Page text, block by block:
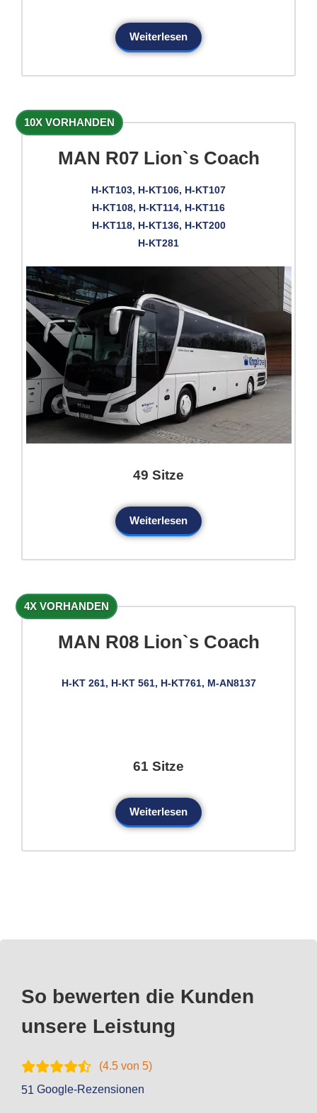
Weiterlesen
10X VORHANDEN
MAN R07 Lion`s Coach
H-KT103, H-KT106, H-KT107
H-KT108, H-KT114, H-KT116
H-KT118, H-KT136, H-KT200
H-KT281
49 Sitze
Weiterlesen
4X VORHANDEN
MAN R08 Lion`s Coach
H-KT 261, H-KT 561, H-KT761, M-AN8137
61 Sitze
Weiterlesen
So bewerten die Kunden
unsere Leistung
(4.5 von 5)
51 Google-Rezensionen